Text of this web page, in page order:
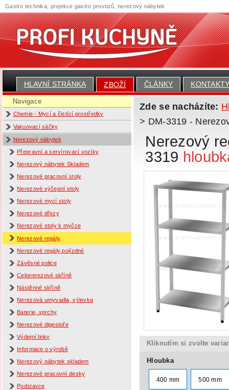
HLAVNÍ STRÁNKA ZBOŽÍ ČLÁNKY
Navigace
Chemie - Mycí a čistící prostředky
Vakuovací sáčky
Nerezový nábytek
Přepravní a servírovací vozíky
Nerezový nábytek Skladem
Nerezové pracovní stoly
Nerezové výčepní stoly
Nerezové mycí stoly
Nerezové dřezy
Nerezové stoly k myčce
Nerezové regály
Nerezové regály pojízdné
Závěsné police
Celonerezové skříně
Nástěnné skříně
Nerezová umyvadla, výlevka
Baterie, sprchy
Nerezové digestoře
Výdejní linky
Informace o výrobě
Nerezový nábytek skladem
Nerezové pracovní desky
Podstavce
Zde se nacházíte:
> DM-3319 -
Nerezový
3319
Kliknutím si zvolte
Hloubka
400 mm 500 mm
Gastro technika, projekce gastro provozů, nerezový nábytek